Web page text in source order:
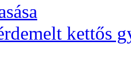
kettős